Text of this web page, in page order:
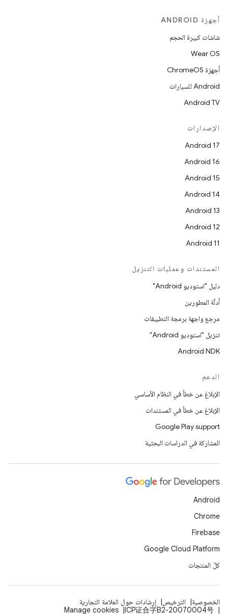
أجهزة ANDROID
شاشات كبيرة الحجم
Wear OS
أجهزة ChromeOS
Android للسيارات
Android TV
الإصدارات
Android 17
Android 16
Android 15
Android 14
Android 13
Android 12
Android 11
المستندات وعمليات التنزيل
دليل "استوديو Android"
أدلّة المطورين
مرجع واجهة برمجة التطبيقات
تنزيل "استوديو Android"
Android NDK
الدعم
الإبلاغ عن خطأ في النظام الأساسي
الإبلاغ عن خطأ في المستندات
Google Play support
المشاركة في الدراسات البحثية
Android
Chrome
Firebase
Google Cloud Platform
كلّ المنتجات
الخصوصية الترخيص
إرشادات حول العلامة التجارية
ICP证合字B2-20070004号
Manage cookies